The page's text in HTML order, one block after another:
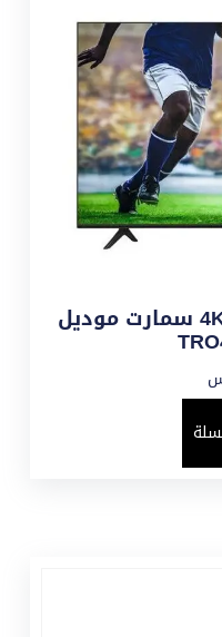
شاشة نيكاي 50 بوصة 4K سمارت موديل